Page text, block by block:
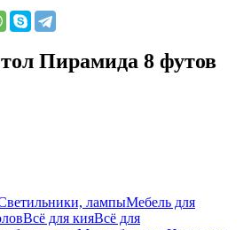
Пирамида 8 футов
лампыМебель для
Всё для кияВсё для